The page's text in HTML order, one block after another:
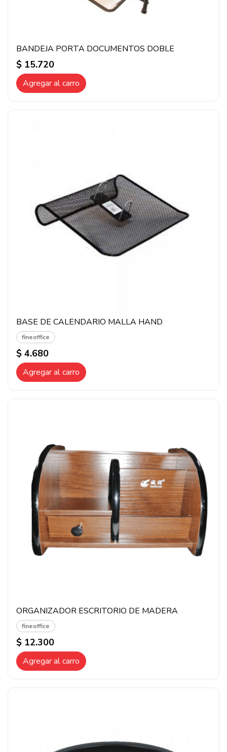
BANDEJA PORTA DOCUMENTOS DOBLE
$ 15.720
Agregar al carro
BASE DE CALENDARIO MALLA HAND
fineoffice
$ 4.680
Agregar al carro
ORGANIZADOR ESCRITORIO DE MADERA
fineoffice
$ 12.300
Agregar al carro